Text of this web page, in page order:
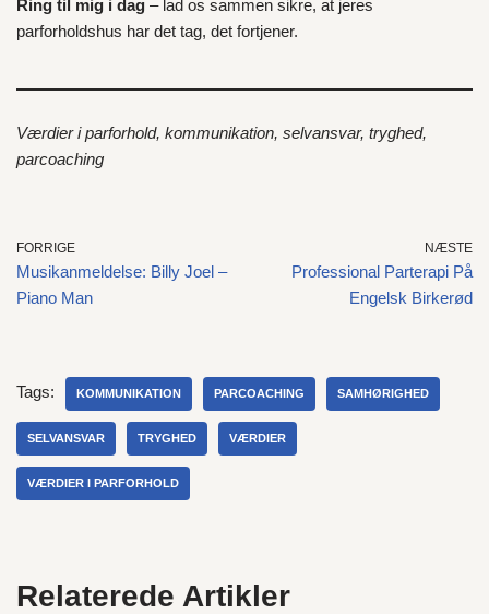
Ring til mig i dag – lad os sammen sikre, at jeres
parforholdshus har det tag, det fortjener.
Værdier i parforhold, kommunikation, selvansvar, tryghed,
parcoaching
FORRIGE
Musikanmeldelse: Billy Joel –
Piano Man
NÆSTE
Professional Parterapi På
Engelsk Birkerød
Tags: KOMMUNIKATION PARCOACHING SAMHØRIGHED
SELVANSVAR TRYGHED VÆRDIER
VÆRDIER I PARFORHOLD
Relaterede Artikler